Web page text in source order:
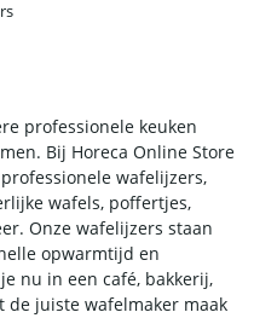
professionele keuken
Bij Horeca Online Store
wafelijzers,
wafels, poffertjes,
Onze wafelijzers staan
opwarmtijd en
nu in een café, bakkerij,
juiste wafelmaker maak